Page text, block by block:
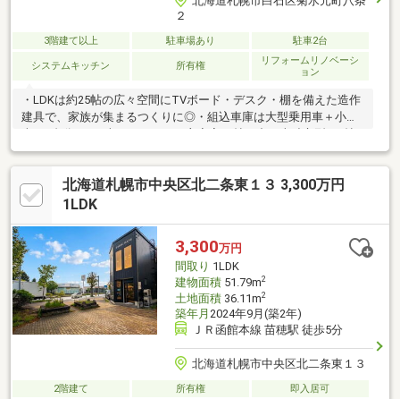
２
3階建て以上 駐車場あり 駐車2台
システムキッチン 所有権
リフォームリノベーシ
ョン
・LDKは約25帖の広々空間にTVボード・デスク・棚を備えた造作
建具で、家族が集まるつくりに◎・組込車庫は大型乗用車＋小型
書斎と3帖のウォークインクローゼット付きで、オンもオフも快適
に◎・トイレ3か所・洗面所2か所のゆとりある間取りで、二世帯
住宅としても可能◎・1階に防音工事済みのスタジオ約10帖！仕
事にも趣味にも使える特別な空間に◎・2022年にフルリフォーム
間取りと魅力的な造りですので、ぜひ一度ご内覧していただけた
らと思います♪
北海道札幌市中央区北二条東１３ 3,300万円
1LDK
3,300万円
間取り 1LDK
建物面積51.79m2
土地面積36.11m2
築年月 2024年9月(築2年)
ＪＲ函館本線 苗穂駅 徒歩5分
北海道札幌市中央区北二条東１３
2階建て 所有権 即入居可